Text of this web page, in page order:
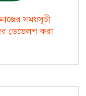
সময়সূচী
ডেভেলপ করা